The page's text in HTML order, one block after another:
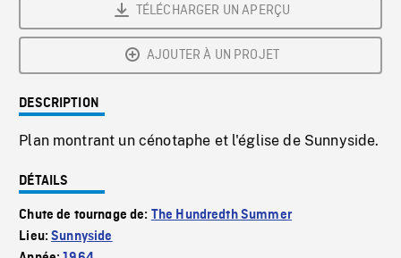
TÉLÉCHARGER UN APERÇU
AJOUTER À UN PROJET
DESCRIPTION
Plan montrant un cénotaphe et l'église de Sunnyside.
DÉTAILS
Chute de tournage de: The Hundredth Summer
Lieu:Sunnyside